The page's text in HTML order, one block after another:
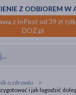
z InPost od 39 zł
DOZ.pl
Z ODBIOREM W
o zdrowiu
i jak łagodzić